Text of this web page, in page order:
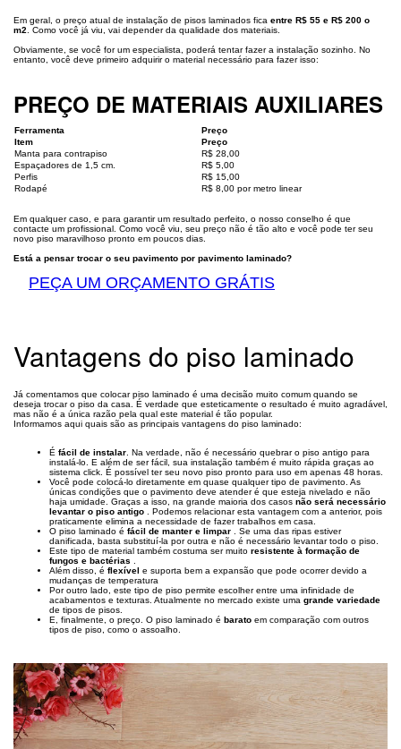
Em geral, o preço atual de instalação de pisos laminados fica entre R$ 55 e R$ 200 o
m2 . Como você já viu, vai depender da qualidade dos materiais.
Obviamente, se você for um especialista, poderá tentar fazer a instalação sozinho. No
entanto, você deve primeiro adquirir o material necessário para fazer isso:
PREÇO DE MATERIAIS AUXILIARES
Ferramenta
Preço
Item
Preço
Manta para contrapiso
R$ 28,00
Espaçadores de 1,5 cm.
R$ 5,00
Perfis
R$ 15,00
Rodapé
R$ 8,00 por metro linear
Em qualquer caso, e para garantir um resultado perfeito, o nosso conselho é que
contacte um profissional. Como você viu, seu preço não é tão alto e você pode ter seu
novo piso maravilhoso pronto em poucos dias.
Está a pensar trocar o seu pavimento por pavimento laminado?
PEÇA UM ORÇAMENTO GRÁTIS
Vantagens do piso laminado
Já comentamos que colocar piso laminado é uma decisão muito comum quando se
deseja trocar o piso da casa. É verdade que esteticamente o resultado é muito agradável,
mas não é a única razão pela qual este material é tão popular.
Informamos aqui quais são as principais vantagens do piso laminado:
É fácil de instalar . Na verdade, não é necessário quebrar o piso antigo para
instalá-lo. E além de ser fácil, sua instalação também é muito rápida graças ao
sistema click. É possível ter seu novo piso pronto para uso em apenas 48 horas.
Você pode colocá-lo diretamente em quase qualquer tipo de pavimento. As
únicas condições que o pavimento deve atender é que esteja nivelado e não
haja umidade. Graças a isso, na grande maioria dos casos não será necessário
levantar o piso antigo
. Podemos relacionar esta vantagem com a anterior, pois
praticamente elimina a necessidade de fazer trabalhos em casa.
O piso laminado é fácil de manter e limpar
. Se uma das ripas estiver
danificada, basta substituí-la por outra e não é necessário levantar todo o piso.
Este tipo de material também costuma ser muito resistente à formação de
fungos e bactérias
Além disso, é flexível e suporta bem a expansão que pode ocorrer devido a
mudanças de temperatura
Por outro lado, este tipo de piso permite escolher entre uma infinidade de
acabamentos e texturas. Atualmente no mercado existe uma grande variedade
de tipos de pisos.
E, finalmente, o preço. O piso laminado é barato em comparação com outros
tipos de piso, como o assoalho.